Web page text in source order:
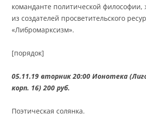
команданте политической философии,
из создателей просветительского
«Либромарксизм».
[порядок]
05.11.19 вторник 20:00 Ионотека
корп. 16) 200 руб.
Поэтическая солянка.